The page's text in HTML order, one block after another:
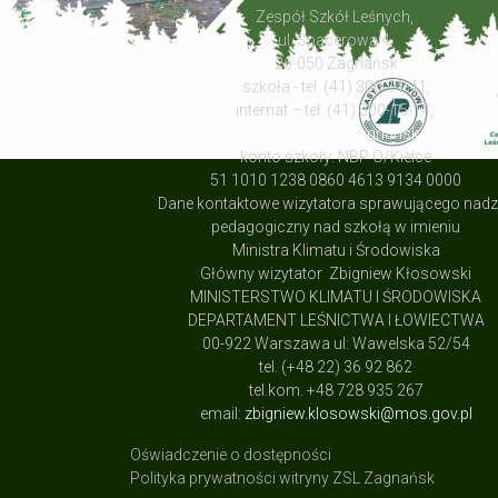
Zespół Szkół Leśnych,
ul. Spacerowa 4,
26-050 Zagnańsk
szkoła - tel. (41) 300-11-41,
internat – tel. (41) 300-15-14,
sekretariat@zsl-zagnansk.pl
konto szkoły: NBP O/Kielce
51 1010 1238 0860 4613 9134 0000
Dane kontaktowe wizytatora sprawującego
pedagogiczny nad szkołą w imieniu
Ministra Klimatu i Środowiska
Główny wizytator Zbigniew Kłosowski
MINISTERSTWO KLIMATU I ŚRODOWISKA
DEPARTAMENT LEŚNICTWA I ŁOWIECTWA
00-922 Warszawa ul: Wawelska 52/54
tel. (+48 22) 36 92 862
tel.kom. +48 728 935 267
email: zbigniew.klosowski@mos.gov.pl
Oświadczenie o dostępności
Polityka prywatności witryny ZSL Zagnańsk